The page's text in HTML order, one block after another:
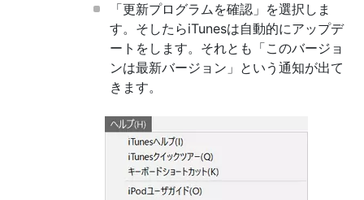
「更新プログラムを確認」を選択しま
す。そしたらiTunesは自動的にアップデ
ートをします。それとも「このバージョ
ンは最新バージョン」という通知が出て
きます。